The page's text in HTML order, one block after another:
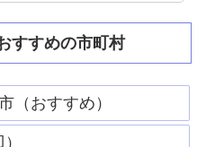
すすめの市町村
（おすすめ）